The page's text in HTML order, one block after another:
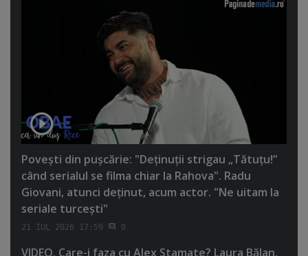
Poveşti din puşcărie: "Deţinuţii strigau „Tătuţu!”
când serialul se filma chiar la Rahova". Radu
Giovani, atunci deţinut, acum actor. "Ne uitam la
seriale turceşti"
21 IUL 2026 17:59 0
VIDEO. Care-i faza cu Alex Stamate? Laura Bălan,